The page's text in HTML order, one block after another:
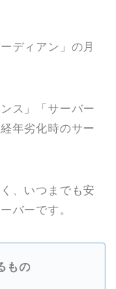
ディアン」の月
ス」「サーバー
年劣化時のサー
、いつまでも安
バーです。
もの